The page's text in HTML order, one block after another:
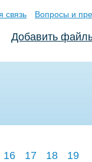
связь Вопросы и
Добавить
16 17 18 19